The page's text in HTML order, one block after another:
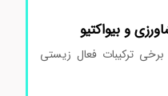
ترکیبات فعال زیستی